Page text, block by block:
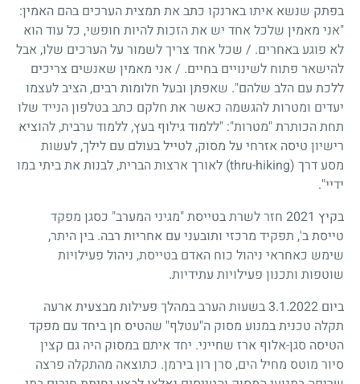
בפתק שנשא איתו בארנקו כתב את תמצית הערכים בהם האמין:
"אני מאמין שלכל אחד יש את הזכות להיות חופשי, כל עוד הוא
לא פוגע באחרים. / שכל אחד צריך לשמור על הערכים שלו, אבל
להישאר פתוח לשינויים בחיים. / אני מאמין שאנשים צריכים
ללכת עם הלב שלהם". שאפתן ובעל חלומות רבים, הציב לעצמו
יעדים ומטרות להגשמה כאשר את חלקם כתב בטלפון הנייד שלו
תחת הכותרת "מטרות": "ללמוד גילוף בעץ, ללמוד ערבית, להוציא
רישיון טיסה אזרחי על מסוק, לטייל בעולם עם לילך, לעשות
מסע דרך (thru-hiking) לאורך ארצות הברית, לבנות את ביתי במו
ידיי".
בקיץ 2021 חזר לשרת בטייסת "מגיני המערב" כסגן מפקד
טייסת ב', תפקיד מרכזי ותובעני עם אחריות רבה. בין היתר,
שימש כאחראי ניהול כוח האדם בטייסת, ניהול פעילויות
שוטפות ותכנון פעילויות עתידיות.
ביום 3.1.2022 בשעות הערב במהלך פעילות מבצעית ארעה
תקלה טכנית במנוע מסוק ה"עטלף" שהטיס חן ביחד עם מפקד
הטיסה סגן-אלוף ארז שחייני. יחד איתם במסוק היה גם קצין
סיור מוטס מחיל הים, סרן רון בירמן. כתוצאה מהתקלה פרצה